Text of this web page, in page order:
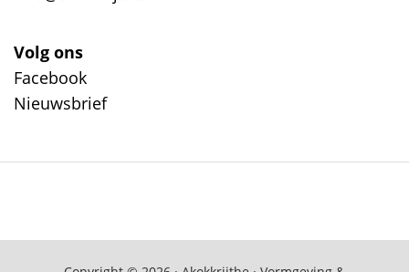
Volg ons
Facebook
Nieuwsbrief